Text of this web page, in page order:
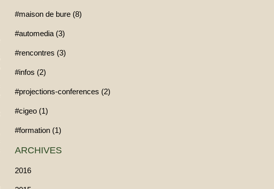
#maison de bure (8)
#automedia (3)
#rencontres (3)
#infos (2)
#projections-conferences (2)
#cigeo (1)
#formation (1)
ARCHIVES
2016